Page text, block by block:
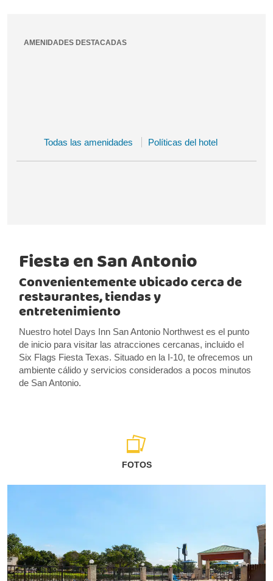
AMENIDADES DESTACADAS
Todas las amenidades Políticas del hotel
Fiesta en San Antonio
Convenientemente ubicado cerca de
restaurantes, tiendas y
entretenimiento
Nuestro hotel Days Inn San Antonio Northwest es el punto
de inicio para visitar las atracciones cercanas, incluido el
Six Flags Fiesta Texas. Situado en la I-10, te ofrecemos un
ambiente cálido y servicios considerados a pocos minutos
de San Antonio.
FOTOS